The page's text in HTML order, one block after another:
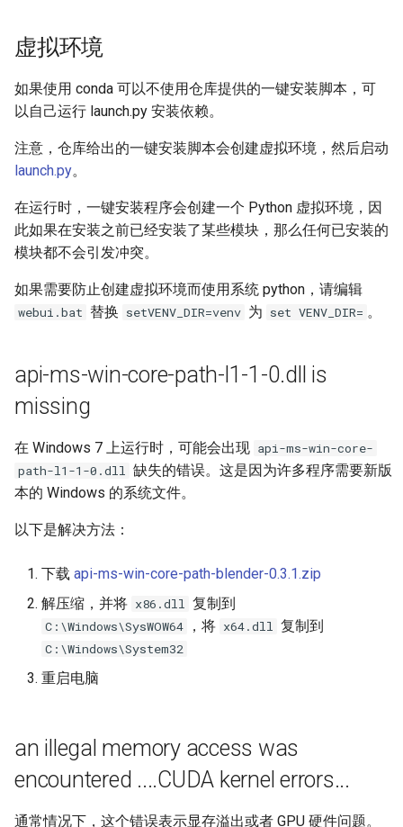
虚拟环境
如果使用 conda 可以不使用仓库提供的一键安装脚本，可
以自己运行 launch.py 安装依赖。
注意，仓库给出的一键安装脚本会创建虚拟环境，然后启动
launch.py。
在运行时，一键安装程序会创建一个 Python 虚拟环境，因
此如果在安装之前已经安装了某些模块，那么任何已安装的
模块都不会引发冲突。
如果需要防止创建虚拟环境而使用系统 python，请编辑
webui.bat 替换 setVENV_DIR=venv 为 set VENV_DIR= 。
api-ms-win-core-path-l1-1-0.dll is
missing
在 Windows 7 上运行时，可能会出现 api-ms-win-core-
path-l1-1-0.dll 缺失的错误。这是因为许多程序需要新版
本的 Windows 的系统文件。
以下是解决方法：
下载 api-ms-win-core-path-blender-0.3.1.zip
解压缩，并将 x86.dll 复制到
C:\Windows\SysWOW64 ，将 x64.dll 复制到
C:\Windows\System32
重启电脑
an illegal memory access was
encountered ....CUDA kernel errors...
通常情况下，这个错误表示显存溢出或者 GPU 硬件问题。